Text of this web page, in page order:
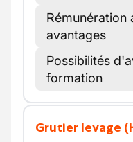
Rémunération
avantages
Possibilités
formation
Grutier levage